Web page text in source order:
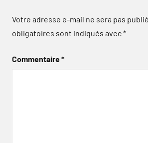
Votre adresse e-mail ne sera pas
obligatoires sont indiqués avec*
Commentaire*